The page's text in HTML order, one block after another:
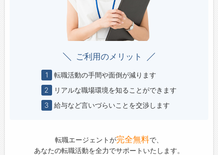
ご利用のメリット
1
転職活動の手間や面倒が減ります
2
リアルな職場環境を知ることができます
3
給与など言いづらいことを交渉します
転職エージェントが完全無料で、
あなたの転職活動を全力でサポートいたします。